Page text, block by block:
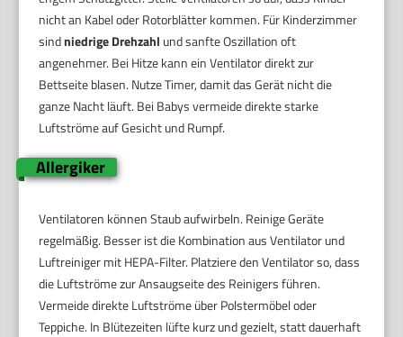
nicht an Kabel oder Rotorblätter kommen. Für Kinderzimmer
sindniedrige Drehzahl und sanfte Oszillation oft
angenehmer. Bei Hitze kann ein Ventilator direkt zur
Bettseite blasen. Nutze Timer, damit das Gerät nicht die
ganze Nacht läuft. Bei Babys vermeide direkte starke
Luftströme auf Gesicht und Rumpf.
Allergiker
Ventilatoren können Staub aufwirbeln. Reinige Geräte
regelmäßig. Besser ist die Kombination aus Ventilator und
Luftreiniger mit HEPA-Filter. Platziere den Ventilator so, dass
die Luftströme zur Ansaugseite des Reinigers führen.
Vermeide direkte Luftströme über Polstermöbel oder
Teppiche. In Blütezeiten lüfte kurz und gezielt, statt dauerhaft